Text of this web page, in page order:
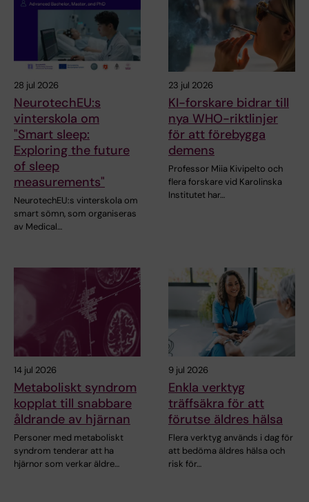
28 jul 2026
NeurotechEU:s
vinterskola om
"Smart sleep:
Exploring the future
of sleep
measurements"
NeurotechEU:s vinterskola om
smart sömn, som organiseras
av Medical…
23 jul 2026
KI-forskare bidrar till
nya WHO-riktlinjer
för att förebygga
demens
Professor Miia Kivipelto och
flera forskare vid Karolinska
Institutet har…
14 jul 2026
Metaboliskt syndrom
kopplat till snabbare
åldrande av hjärnan
Personer med metaboliskt
syndrom tenderar att ha
hjärnor som verkar äldre…
9 jul 2026
Enkla verktyg
träffsäkra för att
förutse äldres hälsa
Flera verktyg används i dag för
att bedöma äldres hälsa och
risk för…